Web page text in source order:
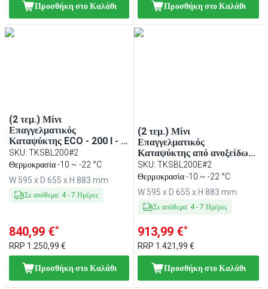
Προσθήκη στο Καλάθι Προσθήκη στο Καλάθι
(2 τεμ.) Μίνι
Επαγγελματικός
Καταψύκτης ECO - 200 l - 1
πόρτα - τυφλή πόρτα & 3
σχάρες - εσωτερική
επένδυση ABS - μαύρο
SKU: TKSBL200#2
Θερμοκρασία -10 ~ -22 °C
W 595 x D 655 x H 883 mm
Σε απόθεμα: 4- 7 Ημέρες
840,99 €*
RRP 1.250,99 €
Προσθήκη στο Καλάθι
(2 τεμ.) Μίνι
Επαγγελματικός
Καταψύκτης από ανοξείδωτο
χάλυβα ECO - 200 l - 1
πόρτα - τυφλή πόρτα & 3
σχάρες - εσωτερική
επένδυση ABS
SKU:TKSBL200E#2
Θερμοκρασία -10 ~ -22 °C
W 595 x D 655 x H 883 mm
Σε απόθεμα: 4-7 Ημέρες
913,99 €*
RRP 1.421,99 €
Προσθήκη στο Καλάθι